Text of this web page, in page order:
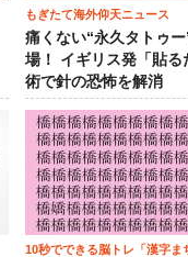
もぎたて海外仰天ニュース
痛くない“永久タトゥ
場！ イギリス発「貼る
術で針の恐怖を解消
10秒でできる脳トレ「漢字ま